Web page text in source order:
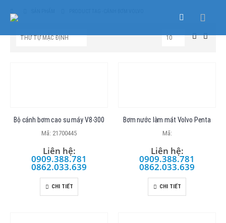
Bộ cánh bơm cao su máy V8-300
Mã: 21700445
Liên hệ:
0909.388.781
0862.033.639
CHI TIẾT
Bơm nước làm mát Volvo Penta
Mã:
Liên hệ:
0909.388.781
0862.033.639
CHI TIẾT